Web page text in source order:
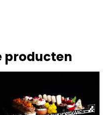
producten